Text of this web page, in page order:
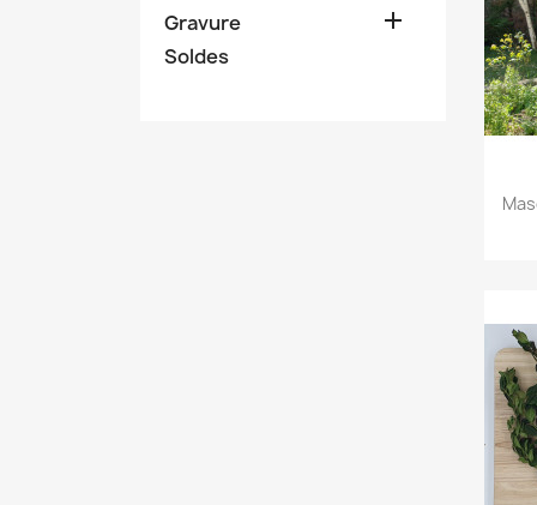
Gravure

Soldes